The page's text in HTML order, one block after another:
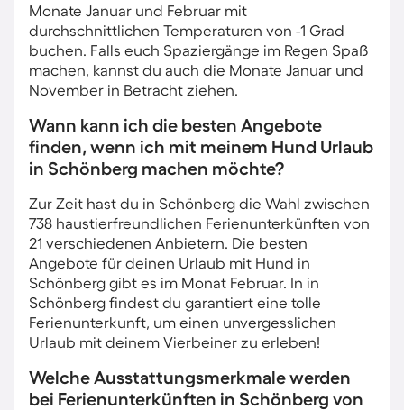
Monate Januar und Februar mit
durchschnittlichen Temperaturen von -1 Grad
buchen. Falls euch Spaziergänge im Regen Spaß
machen, kannst du auch die Monate Januar und
November in Betracht ziehen.
Wann kann ich die besten Angebote
finden, wenn ich mit meinem Hund Urlaub
in Schönberg machen möchte?
Zur Zeit hast du in Schönberg die Wahl zwischen
738 haustierfreundlichen Ferienunterkünften von
21 verschiedenen Anbietern. Die besten
Angebote für deinen Urlaub mit Hund in
Schönberg gibt es im Monat Februar. In in
Schönberg findest du garantiert eine tolle
Ferienunterkunft, um einen unvergesslichen
Urlaub mit deinem Vierbeiner zu erleben!
Welche Ausstattungsmerkmale werden
bei Ferienunterkünften in Schönberg von